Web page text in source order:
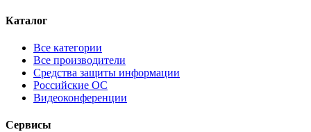
Каталог
Все категории
Все производители
Средства защиты информации
Российские ОС
Видеоконференции
Сервисы